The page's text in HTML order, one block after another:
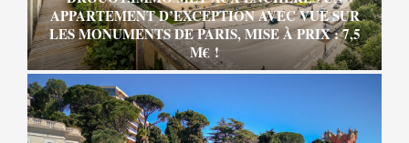
APPARTEMENT D’EXCEPTION AVEC VUE SUR
LES MONUMENTS DE PARIS, MISE À PRIX : 7,5
M€ !